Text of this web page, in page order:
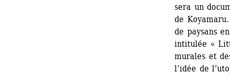
sera un
de
de paysans
intitulée «
murales et
l’idée de